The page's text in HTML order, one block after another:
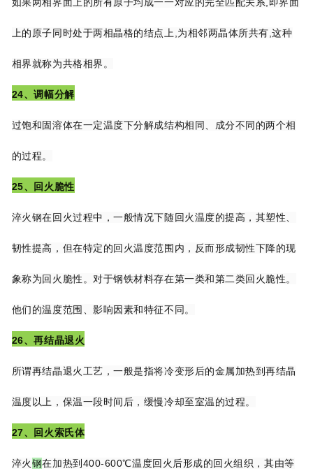
如果两相界面上的所有原子均成一一对应的完全匹配关系,即界面
上的原子同时处于两相晶格的结点上,为相邻两晶体所共有,这种
相界就称为共格相界。
24、调幅分解
过饱和固溶体在一定温度下分解成结构相同、成分不同的两个相
的过程。
25、回火脆性
淬火钢在回火过程中，一般情况下随回火温度的提高，其塑性、
韧性提高，但在特定的回火温度范围内，反而形成韧性下降的现
象称为回火脆性。对于钢铁材料存在第一类和第二类回火脆性。
他们的温度范围、影响因素和特征不同。
26、再结晶退火
所谓再结晶退火工艺，一般是指将冷变形后的金属加热到再结晶
温度以上，保温一段时间后，缓慢冷却至室温的过程。
27、回火索氏体
淬火钢在加热到400-600℃温度回火后形成的回火组织，其由等